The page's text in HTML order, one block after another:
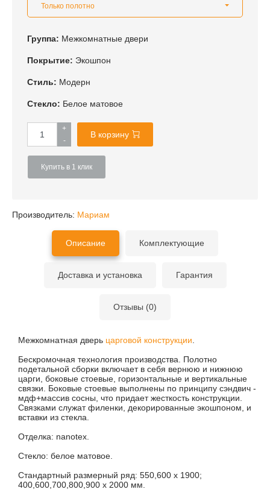
Только полотно
Группа: Межкомнатные двери
Покрытие: Экошпон
Стиль: Модерн
Стекло: Белое матовое
+
-
В корзину
Купить в 1 клик
Производитель: Мариам
Описание Комплектующие
Доставка и установка Гарантия
Отзывы (0)
Межкомнатная дверь царговой конструкции
Бескромочная технология производства. Полотно
подетальной сборки включает в себя вернюю и нижнюю
царги, боковые стоевые, горизонтальные и вертикальные
связки. Боковые стоевые выполнены по принципу сэндвич -
мдф+массив сосны, что придает жесткость конструкции.
Связками служат филенки, декорированные экошпоном, и
вставки из стекла.
Отделка: nanotex.
Стекло: белое матовое.
Стандартный размерный ряд: 550,600 х 1900;
400,600,700,800,900 х 2000 мм.